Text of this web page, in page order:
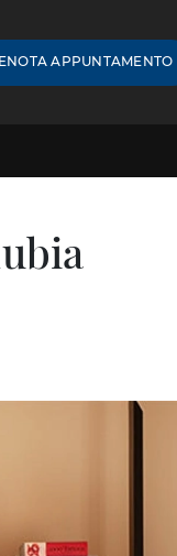
APPUNTAMENTO